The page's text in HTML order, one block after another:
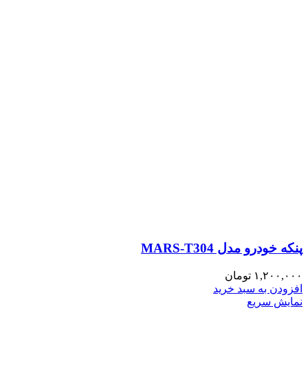
پنکه خودرو مدل MARS-T304
۱,۲۰۰,۰۰۰ تومان
افزودن به سبد خرید
نمایش سریع